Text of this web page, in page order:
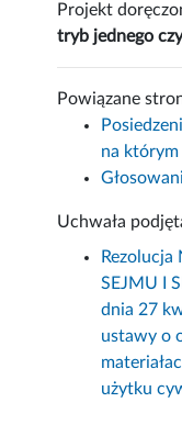
Projekt
tryb jednego
Powiązane
na którym
Uchwała
SEJMU I
dnia 27
ustawy o
użytku